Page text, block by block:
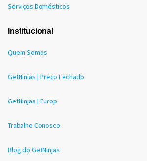
Serviços Domésticos
Institucional
Quem Somos
GetNinjas | Preço Fechado
GetNinjas | Europ
Trabalhe Conosco
Blog do GetNinjas